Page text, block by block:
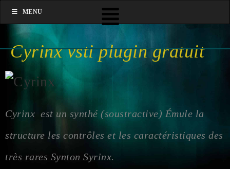
Cyrinx vsti plugin gratuit
Cyrinx est un synthé (soustractive) Émule la
structure les contrôles et les caractéristiques des
très rares Synton Syrinx.
MENU